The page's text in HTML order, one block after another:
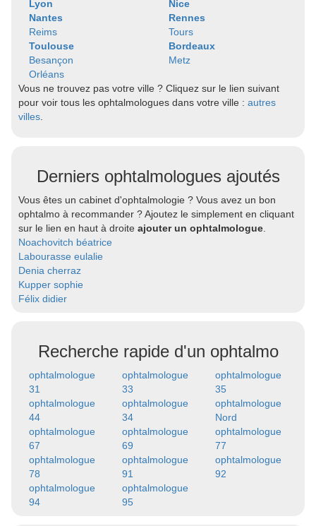
Lyon
Nantes
Reims
Toulouse
Besançon
Orléans
Nice
Rennes
Tours
Bordeaux
Metz
Vous ne trouvez pas votre ville ? Cliquez sur le lien suivant
pour voir tous les ophtalmologues dans votre ville : autres
villes
Derniers ophtalmologues ajoutés
Vous êtes un cabinet d'ophtalmologie ? Vous avez un bon
ophtalmo à recommander ? Ajoutez le simplement en cliquant
sur le lien en haut à droite ajouter un ophtalmologue
Noachovitch béatrice
Labourasse eulalie
Denia cherraz
Kupper sophie
Félix didier
Recherche rapide d'un ophtalmo
ophtalmologue
31
ophtalmologue
33
ophtalmologue
35
ophtalmologue
44
ophtalmologue
34
ophtalmologue
Nord
ophtalmologue
67
ophtalmologue
69
ophtalmologue
77
ophtalmologue
78
ophtalmologue
91
ophtalmologue
92
ophtalmologue
94
ophtalmologue
95